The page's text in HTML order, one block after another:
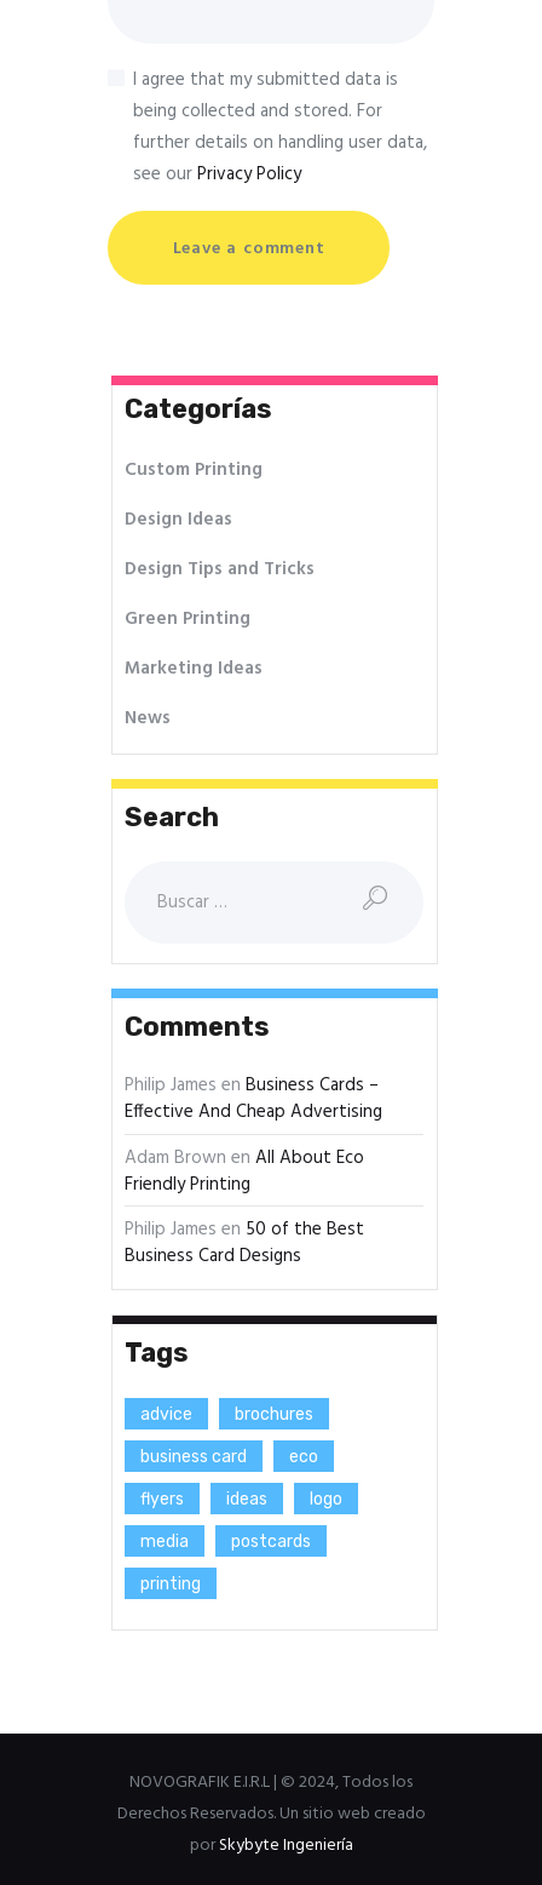
I agree that my submitted data is
being collected and stored. For
further details on handling user data,
see ourPrivacy Policy
Categorías
Custom Printing
Design Ideas
Design Tips and Tricks
Green Printing
Marketing Ideas
News
Search
Comments
Philip James enBusiness Cards –
Effective And Cheap Advertising
Adam Brown enAll About Eco
Friendly Printing
Philip James en 50 of the Best
Business Card Designs
Tags
advice brochures
business card eco
flyers ideas logo
media postcards
printing
NOVOGRAFIK E.I.R.L | © 2024, Todos los
Derechos Reservados. Un sitio web creado
porSkybyte Ingeniería